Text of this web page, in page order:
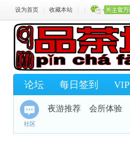
设为首页 收藏本站
论坛 每日签到
社区
夜游推荐 会所体验